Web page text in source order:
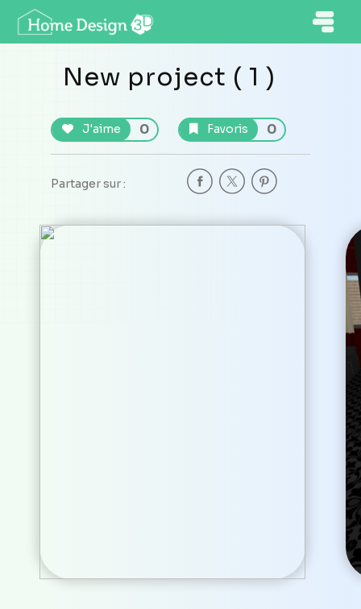
New project ( 1 )
J'aime 0 Favoris 0
Partager sur :